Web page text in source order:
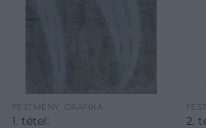
FESTMÉNY, GRAFIKA
1. tétel: 2.